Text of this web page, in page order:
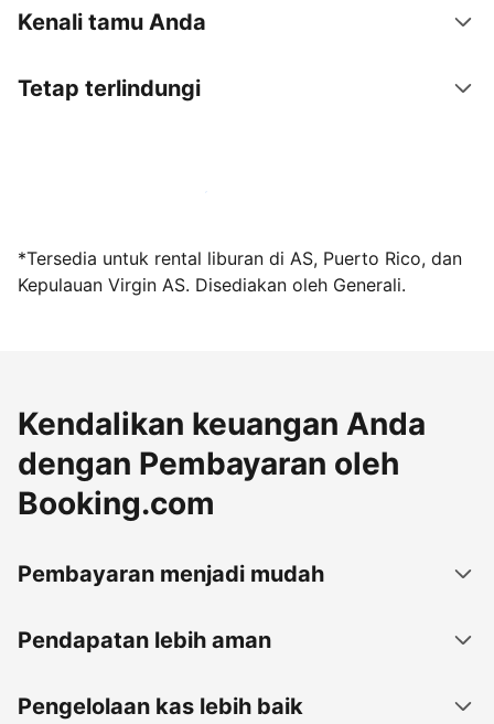
Kenali tamu Anda
Tetap terlindungi
Jadi tuan rumah bersama kami sekarang
*Tersedia untuk rental liburan di AS, Puerto Rico, dan
Kepulauan Virgin AS. Disediakan oleh Generali.
Kendalikan keuangan Anda
dengan Pembayaran oleh
Booking.com
Pembayaran menjadi mudah
Pendapatan lebih aman
Pengelolaan kas lebih baik